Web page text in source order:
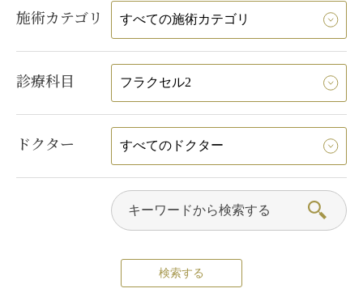
施術カテゴリ
診療科目
ドクター